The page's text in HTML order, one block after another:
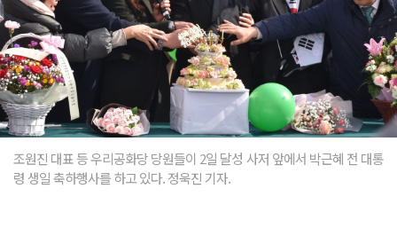
조원진 대표 등 우리공화당 당원들이 2일 달성 사저 앞에서 박근혜 전 대통
령 생일 축하행사를 하고 있다. 정욱진 기자.